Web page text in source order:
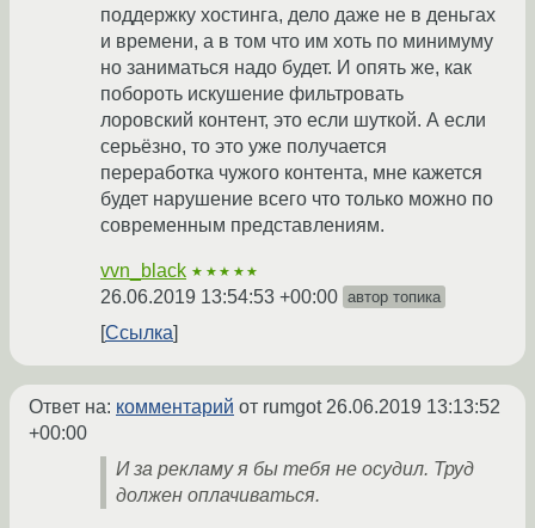
поддержку хостинга, дело даже не в деньгах
и времени, а в том что им хоть по минимуму
но заниматься надо будет. И опять же, как
побороть искушение фильтровать
лоровский контент, это если шуткой. А если
серьёзно, то это уже получается
переработка чужого контента, мне кажется
будет нарушение всего что только можно по
современным представлениям.
vvn_black ★★★★★
26.06.2019 13:54:53 +00:00 автор топика
Ссылка
Ответ на: комментарий от rumgot 26.06.2019 13:13:52
+00:00
И за рекламу я бы тебя не осудил. Труд
должен оплачиваться.